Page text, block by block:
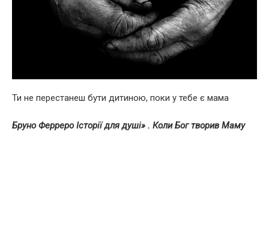
Ти не перестанеш бути дитиною, поки у тебе є мама
Бруно Ферреро Історії для душі» . Коли Бог творив Маму